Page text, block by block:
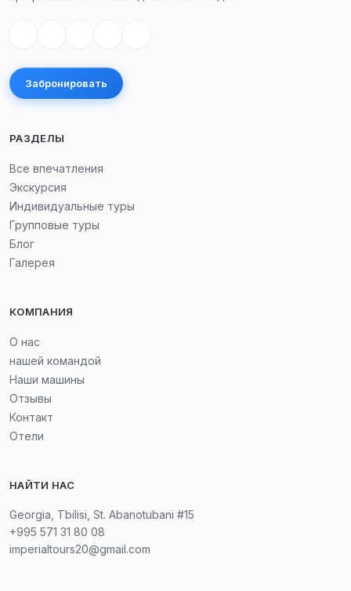
Забронировать
РАЗДЕЛЫ
Все впечатления
Экскурсия
Индивидуальные туры
Групповые туры
Блог
Галерея
КОМПАНИЯ
О нас
нашей командой
Наши машины
Отзывы
Контакт
Отели
НАЙТИ НАС
Georgia, Tbilisi, St. Abanotubani #15
+995 571 31 80 08
imperialtours20@gmail.com